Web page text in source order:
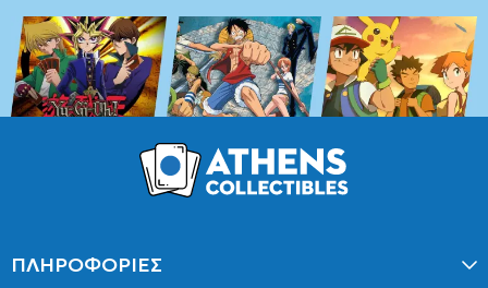
ΠΛΗΡΟΦΟΡΙΕΣ